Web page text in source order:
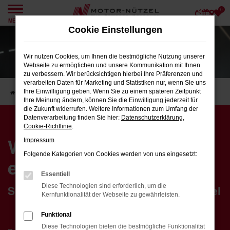
Zum
Hauptinhalt
MENÜ
0
Startseite Karriere Darum Motor-Nützel
Was Sie bei uns
erwartet
Starten Sie Ihre Karriere bei Motor-Nützel
Cookie Einstellungen
Wir nutzen Cookies, um Ihnen die bestmögliche Nutzung unserer
Webseite zu ermöglichen und unsere Kommunikation mit Ihnen
zu verbessern. Wir berücksichtigen hierbei Ihre Präferenzen und
verarbeiten Daten für Marketing und Statistiken nur, wenn Sie uns
Ihre Einwilligung geben. Wenn Sie zu einem späteren Zeitpunkt
Ihre Meinung ändern, können Sie die Einwilligung jederzeit für
die Zukunft widerrufen. Weitere Informationen zum Umfang der
Datenverarbeitung finden Sie hier: Datenschutzerklärung,
Cookie-Richtlinie.
Impressum
Folgende Kategorien von Cookies werden von uns eingesetzt:
Essentiell
Diese Technologien sind erforderlich, um die
Kernfunktionalität der Webseite zu gewährleisten.
Funktional
Diese Technologien bieten die bestmögliche Funktionalität